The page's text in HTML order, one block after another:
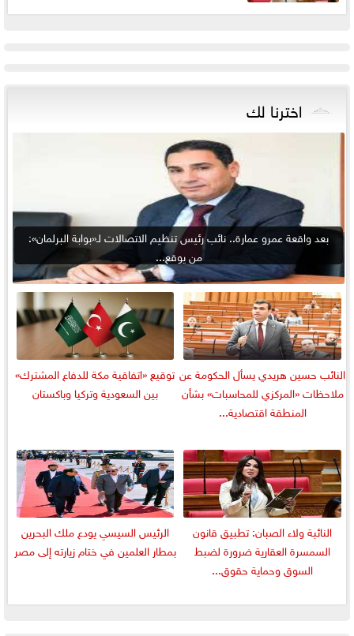
اخترنا لك
بعد واقعة عمرو عمارة.. نائب رئيس تنظيم الاتصالات لـ«بوابة البرلمان»:
من يوقع...
النائب حسين هريدي يسأل الحكومة عن
ملاحظات «المركزي للمحاسبات» بشأن
المنطقة اقتصادية...
توقيع «اتفاقية مكة للدفاع المشترك»
بين السعودية وتركيا وباكستان
النائبة ولاء الصبان: تطبيق قانون
السمسرة العقارية ضرورة لضبط
السوق وحماية حقوق...
الرئيس السيسي يودع ملك البحرين
بمطار العلمين في ختام زيارته إلى مصر